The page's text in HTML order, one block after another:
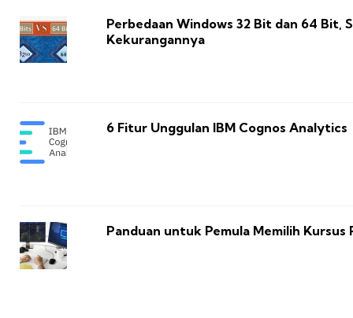
Perbedaan Windows 32 Bit dan 64 Bit,
Kekurangannya
6 Fitur Unggulan IBM Cognos Analytics
Panduan untuk Pemula Memilih